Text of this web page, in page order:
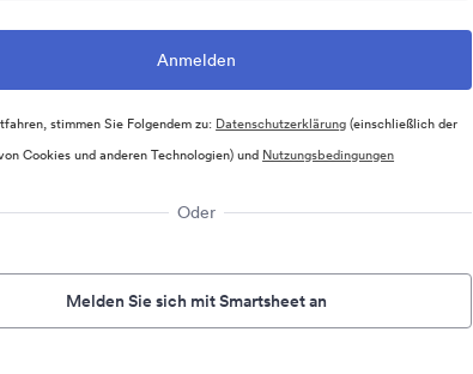
stimmen Sie Folgendem zu: Datenschutzerklärung(einschließlich der
Cookies und anderen Technologien) und Nutzungsbedingungen
Oder
Melden Sie sich mit Smartsheet an